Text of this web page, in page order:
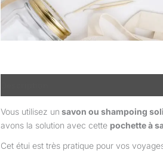
Vous utilisez un savon ou shampoing
avons la solution avec cette pochette à
Cet étui est très pratique pour vos